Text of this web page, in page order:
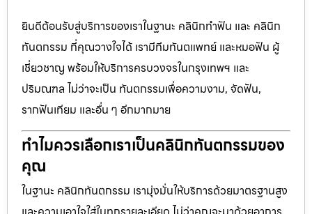
ยินดีต้อนรับสู่บริการของเราในฐานะ คลินิกทำฟัน และ คลินิก
ทันตกรรม ที่คุณวางใจได้ เรามีทีมทันตแพทย์ และหมอฟัน ผู้
เชี่ยวชาญ พร้อมให้บริการครบวงจรในกรุงเทพฯ และ
ปริมณฑล ไม่ว่าจะเป็น ทันตกรรมเพื่อความงาม, จัดฟัน,
รากฟันเทียม และอื่น ๆ อีกมากมาย
ทำไมควรเลือกเราเป็นคลินิกทันตกรรมของ
คุณ
ในฐานะ คลินิกทันตกรรม เรามุ่งมั่นให้บริการด้วยมาตรฐานสูง